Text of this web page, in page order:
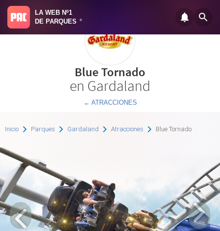
LA WEB Nº1
DE PARQUES
®
Blue Tornado
en Gardaland
← ATRACCIONES
Inicio Parques Gardaland Atracciones Blue Tornado